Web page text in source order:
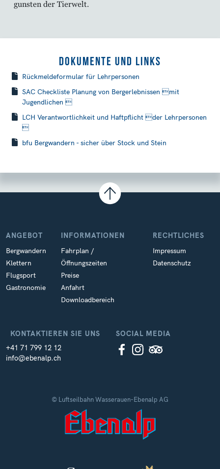
gunsten der Tierwelt.
DOKUMENTE UND LINKS
Rückmeldeformular für Lehrpersonen
SAC Checkliste Planung von Bergerlebnissen mit
Jugendlichen 
LCH Verantwortlichkeit und Haftpflicht der Lehrpersonen

bfu Bergwandern - sicher über Stock und Stein
KONTAKTIEREN SIE UNS
+41 71 799 12 12
info@ebenalp.ch
ANGEBOT
Bergwandern
Klettern
Flugsport
Gastronomie
INFORMATIONEN
Fahrplan /
Öffnungszeiten
Preise
Anfahrt
Downloadbereich
RECHTLICHES
Impressum
Datenschutz
SOCIAL MEDIA
© Luftseilbahn Wasserauen-Ebenalp AG